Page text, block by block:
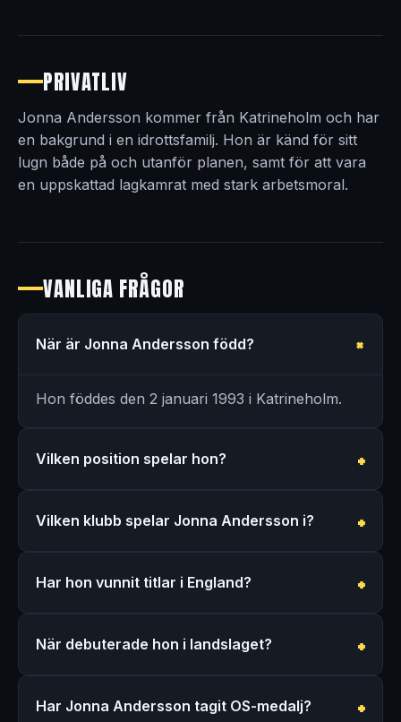
PRIVATLIV
Jonna Andersson kommer från Katrineholm och har
en bakgrund i en idrottsfamilj. Hon är känd för sitt
lugn både på och utanför planen, samt för att vara
en uppskattad lagkamrat med stark arbetsmoral.
VANLIGA FRÅGOR
När är Jonna Andersson född?
Hon föddes den 2 januari 1993 i Katrineholm.
Vilken position spelar hon?
Vilken klubb spelar Jonna Andersson i?
Har hon vunnit titlar i England?
När debuterade hon i landslaget?
Har Jonna Andersson tagit OS-medalj?